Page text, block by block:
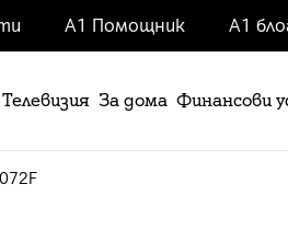
А1 Помощник А1
Телевизия За дома Финансови